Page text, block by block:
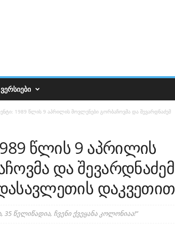
1989 წლის 9 აპრილის მოვლენები გორბაჩოვმა და შევარდნაძემ
წლის 9 აპრილის
და შევარდნაძემ
დასავლეთის დაკვეთით
წელიწადია, ჩვენი ქვეყანა კოლონიაა!”